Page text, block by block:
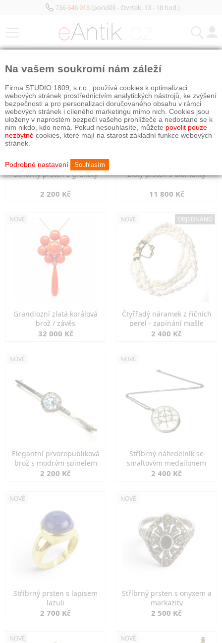
736 646 913(pondělí - čtvrtek, 13 - 18 hod.)
Stříbrný prsten s granáty
2 200 Kč
Zlatý prsten s diamanty
11 800 Kč
NOVÉ
Grandiozní zlatá korálová
brož / závěs
32 000 Kč
NOVÉ OBJEDNÁNO
Čtyřřadý náramek z říčních
perel - zapínání mašle
2 400 Kč
NOVÉ
Elegantní prvorepubliková
brož s modrým spinelem
2 200 Kč
NOVÉ
Stříbrný náhrdelník se
smaltovým medailonem
2 400 Kč
NOVÉ
Stříbrný prsten s lapisem
lazuli
2 700 Kč
NOVÉ
Stříbrný prsten s onyxem a
markazity
2 500 Kč
NOVÉ NOVÉ
Na vašem soukromí nám záleží
Firma STUDIO 1809, s.r.o., používá cookies k optimalizaci
webových stránek prostřednictvím analytických nástrojů, ke zvýšení
bezpečnosti a pro personalizaci doručovaného obsahu v rámci
webových stránek i cíleného marketingu mimo nich. Cookies jsou
uloženy v naprostém bezpečí vašeho prohlížeče a nedostane se k
nim nikdo, kdo nemá. Pokud nesouhlasíte, můžete povolit pouze
nezbytné cookies, které mají na starost základní funkce webových
stránek.
Podrobné nastavení Souhlasím